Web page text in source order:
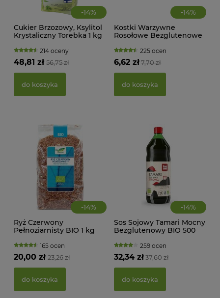
-14%
Cukier Brzozowy, Ksylitol
Krystaliczny Torebka 1 kg
214 oceny
56,75 zł
48,81 zł
do koszyka
-14%
Kostki Warzywne
Rosołowe Bezglutenowe
225 ocen
7,70 zł
6,62 zł
do koszyka
-14%
Ryż Czerwony
Pełnoziarnisty BIO 1 kg
165 ocen
23,26 zł
20,00 zł
do koszyka
-14%
Sos Sojowy Tamari Mocny
Bezglutenowy BIO 500
259 ocen
37,60 zł
32,34 zł
do koszyka